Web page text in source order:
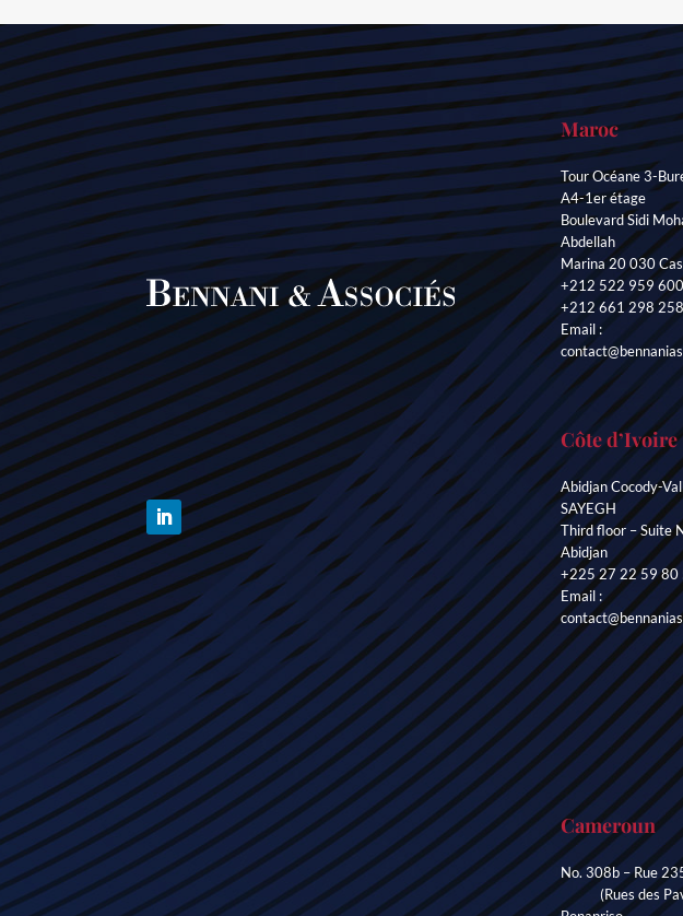
Maroc
Tour Océane 3-
A4-1er étage
Boulevard Sidi
Abdellah
Marina 20 030
+212 522 959
+212 661 298
Email :
Côte d’Ivoire
Abidjan Cocody-
SAYEGH
Third floor – Suite
Abidjan
+225 27 22 59 80
Email :
Cameroun
No. 308b –
(Rues des